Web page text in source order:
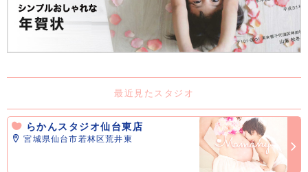
最近見たスタジオ
らかんスタジオ仙台東店
宮城県仙台市若林区荒井東